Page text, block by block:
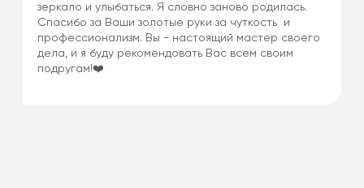
зеркало и улыбаться. Я словно заново родилась.
Спасибо за Ваши золотые руки за чуткость и
профессионализм. Вы - настоящий мастер своего
дела, и я буду рекомендовать Вас всем своим
подругам!❤️